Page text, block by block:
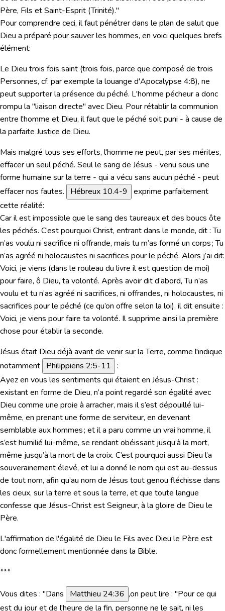
Père, Fils et Saint-Esprit (Trinité)."
Pour comprendre ceci, il faut pénétrer dans le plan de salut que
Dieu a préparé pour sauver les hommes, en voici quelques brefs
élément:
Le Dieu trois fois saint (trois fois, parce que composé de trois
Personnes, cf. par exemple la louange d'Apocalypse 4:8), ne
peut supporter la présence du péché. L'homme pécheur a donc
rompu la "liaison directe" avec Dieu. Pourrétablir la communion
entre l'homme et Dieu, il faut que le péché soit puni - à cause de
la parfaite Justice de Dieu.
Mais malgré tous ses efforts, l'homme ne peut, par ses mérites,
effacer un seul péché. Seul le sang de Jésus - venu sous une
forme humaine sur la terre - qui a vécu sans aucun péché - peut
effacer nos fautes.
Hébreux 10.4-9
exprime parfaitement
cette réalité:
Car il est impossible que le sang des taureaux et des boucs ôte
les péchés. C’est pourquoi Christ, entrant dans le monde, dit : Tu
n’as voulu ni sacrifice ni offrande, mais tu m’as formé un corps ; Tu
n’as agréé ni holocaustes ni sacrifices pour le péché. Alors j’ai dit:
Voici, je viens (dans le rouleau du livre il est question de moi)
pour faire, ô Dieu, ta volonté. Après avoir dit d’abord, Tu n’as
voulu et tu n’as agréé ni sacrifices, ni offrandes, ni holocaustes, ni
sacrifices pour le péché (ce qu’on offre selon la loi), il dit ensuite :
Voici, je viens pour faire ta volonté. Il supprime ainsi la première
chose pour établir la seconde.
Jésus était Dieu déjà avantde venir sur la Terre, comme l'indique
notamment Philippiens 2:5-11 :
Ayez en vous les sentiments qui étaient en Jésus-Christ :
existant en forme de Dieu, n’a point regardé son égalité avec
Dieu comme une proie à arracher, mais il s’est dépouillé lui-
même, en prenant une forme de serviteur, en devenant
semblable aux hommes ; et il a paru comme un vrai homme, il
s’est humilié lui-même, se rendant obéissant jusqu’à la mort,
même jusqu’à la mort de la croix. C’est pourquoi aussi Dieu l’a
souverainement élevé, et lui a donné le nom qui est au-dessus
de tout nom, afin qu’au nom de Jésus tout genou fléchisse dans
les cieux, sur la terre et sous la terre, et que toute langue
confesse que Jésus-Christ est Seigneur, à la gloire de Dieu le
Père.
L'affirmation de l'égalité de Dieu le Fils avec Dieu le Père est
donc formellement mentionnée dans la Bible.
***
Vous dites : "Dans Matthieu 24:36 ,on peut lire : "Pour ce qui
est du jour et de l'heure de la fin, personne ne le sait, ni les